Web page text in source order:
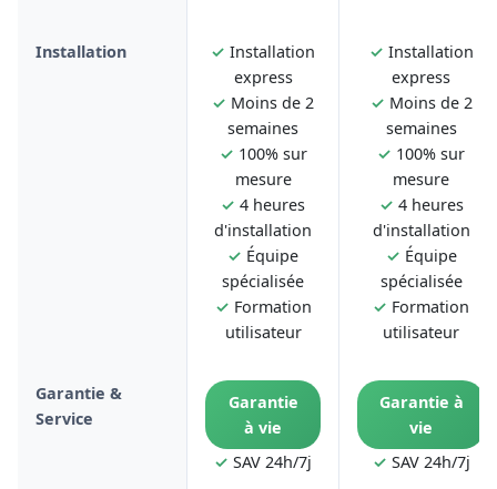
Installation ✓ Installation
express
✓ Moins de 2
semaines
✓ 100% sur
mesure
✓ 4 heures
d'installation
✓ Équipe
spécialisée
✓ Formation
utilisateur
✓ Installation
express
✓ Moins de 2
semaines
✓ 100% sur
mesure
✓ 4 heures
d'installation
✓ Équipe
spécialisée
✓ Formation
utilisateur
Garantie &
Service
Garantie
à vie
✓ SAV 24h/7j
Garantie à
vie
✓ SAV 24h/7j